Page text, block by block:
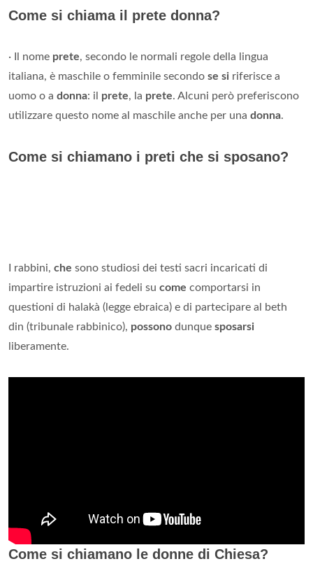
Come si chiama il prete donna?
· Il nome prete, secondo le normali regole della lingua
italiana, è maschile o femminile secondo se si riferisce a
uomo o a donna: il prete, la prete. Alcuni però preferiscono
utilizzare questo nome al maschile anche per una donna.
Come si chiamano i preti che si sposano?
I rabbini, che sono studiosi dei testi sacri incaricati di
impartire istruzioni ai fedeli su come comportarsi in
questioni di halakà (legge ebraica) e di partecipare al beth
din (tribunale rabbinico), possono dunque sposarsi
liberamente.
Come si chiamano le donne di Chiesa?